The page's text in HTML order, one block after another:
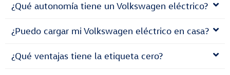
¿Qué autonomía tiene un Volkswagen eléctrico?
¿Puedo cargar mi Volkswagen eléctrico en casa?
¿Qué ventajas tiene la etiqueta cero?